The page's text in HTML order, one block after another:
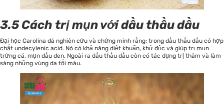
3.5 Cách trị mụn với dầu thầu dầu
Đại học Carolina đã nghiên cứu và chứng minh rằng; trong dầu thầu dầu có hợp
chất undecylenic acid. Nó có khả năng diệt khuẩn, khử độc và giúp trị mụn
trứng cá, mụn đầu đen. Ngoài ra dầu thầu dầu còn có tác dụng trị thâm và làm
sáng những vùng da tối màu.